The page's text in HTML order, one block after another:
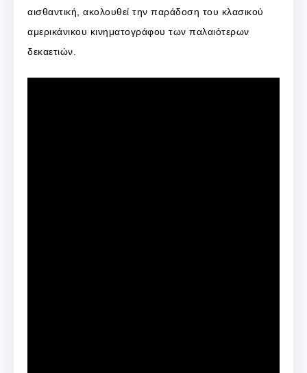
αισθαντική, ακολουθεί την παράδοση του κλασικού
αμερικάνικου κινηματογράφου των παλαιότερων
δεκαετιών.